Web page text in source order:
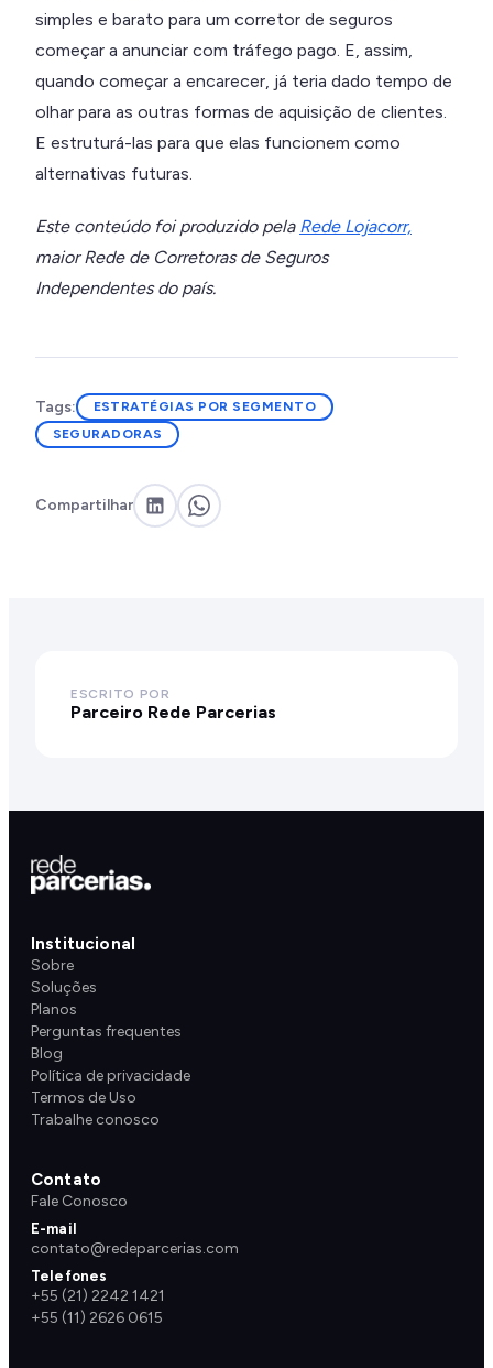
simples e barato para um corretor de seguros
começar a anunciar com tráfego pago. E, assim,
quando começar a encarecer, já teria dado tempo de
olhar para as outras formas de aquisição de clientes.
E estruturá-las para que elas funcionem como
alternativas futuras.
Este conteúdo foi produzido pela Rede Lojacorr,
maior Rede de Corretoras de Seguros
Independentes do país.
Tags:
ESTRATÉGIAS POR SEGMENTO
SEGURADORAS
Compartilhar
ESCRITO POR
Parceiro Rede Parcerias
Institucional
Sobre
Soluções
Planos
Perguntas frequentes
Blog
Política de privacidade
Termos de Uso
Trabalhe conosco
Contato
Fale Conosco
E-mail
contato@redeparcerias.com
Telefones
+55 (21) 2242 1421
+55 (11) 2626 0615